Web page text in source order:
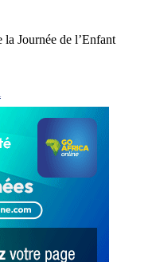
Journée de l’Enfant